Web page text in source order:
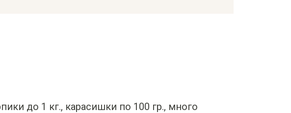
до 1 кг., карасишки по 100 гр., много